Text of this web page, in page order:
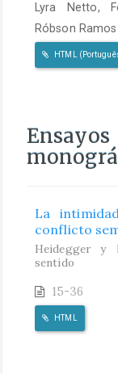
Lyra Netto,
Róbson
HTML
La
conflicto
Heidegger y
sentido
15-36
HTML